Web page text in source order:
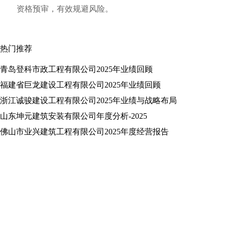
资格预审，有效规避风险。
热门推荐
青岛登科市政工程有限公司2025年业绩回顾
福建省巨龙建设工程有限公司2025年业绩回顾
浙江诚骏建设工程有限公司2025年业绩与战略布局
山东坤元建筑安装有限公司年度分析-2025
佛山市业兴建筑工程有限公司2025年度经营报告